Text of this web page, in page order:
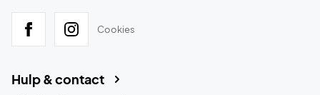
Cookies
Hulp & contact